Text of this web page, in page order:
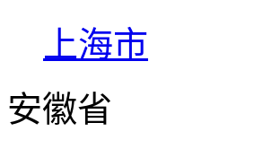
上海市
安徽省